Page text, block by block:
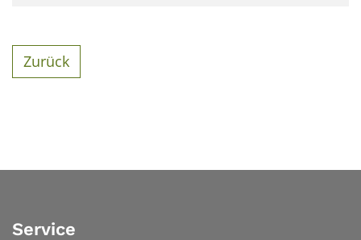
Zurück
Service